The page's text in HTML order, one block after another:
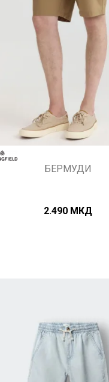
Uporedi
БЕРМУДИ
2.490 МКД